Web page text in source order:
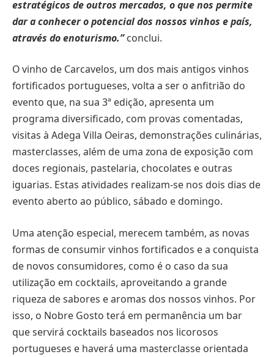
estratégicos de outros mercados, o que nos permite
dar a conhecer o potencial dos nossos vinhos e país,
através do enoturismo.”conclui.
O vinho de Carcavelos, um dos mais antigos vinhos
fortificados portugueses, volta a ser o anfitrião do
evento que, na sua 3ª edição, apresenta um
programa diversificado, com provas comentadas,
visitas à Adega Villa Oeiras, demonstrações culinárias,
masterclasses, além de uma zona de exposição com
doces regionais, pastelaria, chocolates e outras
iguarias. Estas atividades realizam-se nos dois dias de
evento aberto ao público, sábado e domingo.
Uma atenção especial, merecem também, as novas
formas de consumir vinhos fortificados e a conquista
de novos consumidores, como é o caso da sua
utilização em cocktails, aproveitando a grande
riqueza de sabores e aromas dos nossos vinhos. Por
isso, o Nobre Gosto terá em permanência um bar
que servirá cocktails baseados nos licorosos
portugueses e haverá uma masterclasse orientada